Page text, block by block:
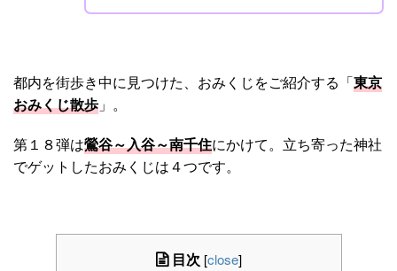
都内を街歩き中に見つけた、おみくじをご紹介する「東京
おみくじ散歩 」。
第１８弾は鶯谷～入谷～南千住にかけて。立ち寄った神社
でゲットしたおみくじは４つです。
目次 [close]